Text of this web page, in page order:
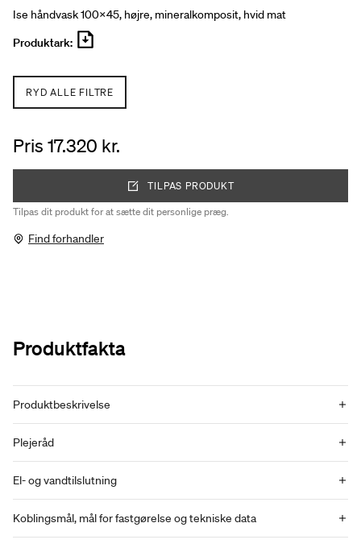
Ise håndvask 100x45, højre, mineralkomposit, hvid mat
Produktark:
RYD ALLE FILTRE
Pris 17.320 kr.
TILPAS PRODUKT
Tilpas dit produkt for at sætte dit personlige præg.
Find forhandler
Produktfakta
Produktbeskrivelse
Plejeråd
El- og vandtilslutning
Koblingsmål, mål for fastgørelse og tekniske data